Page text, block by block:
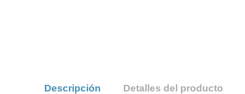
Descripción Detalles del producto